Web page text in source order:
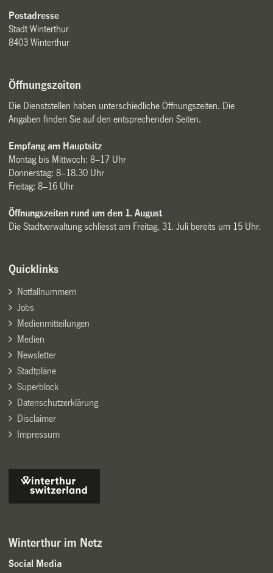
Postadresse
Stadt Winterthur
8403 Winterthur
Öffnungszeiten
Die Dienststellen haben unterschiedliche Öffnungszeiten. Die
Angaben finden Sie auf den entsprechenden Seiten.
Empfang am Hauptsitz
Montag bis Mittwoch: 8–17 Uhr
Donnerstag: 8–18.30 Uhr
Freitag: 8–16 Uhr
Öffnungszeiten rund um den 1. August
Die Stadtverwaltung schliesst am Freitag, 31. Juli bereits um 15 Uhr.
Quicklinks
Notfallnummern
Jobs
Medienmitteilungen
Medien
Newsletter
Stadtpläne
Superblock
Datenschutzerklärung
Disclaimer
Impressum
Winterthur im Netz
Social Media